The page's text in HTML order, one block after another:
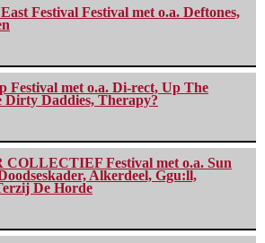
Festival Festival met o.a. Deftones,
Festival met o.a. Di-rect, Up The
Dirty Daddies, Therapy?
COLLECTIEF Festival met o.a. Sun
Alkerdeel, Ggu:ll,
De Horde